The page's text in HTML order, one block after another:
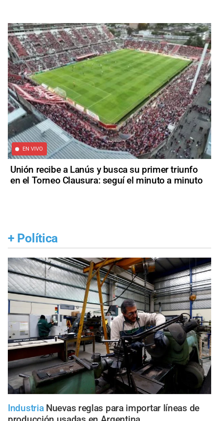
EN VIVO
Unión recibe a Lanús y busca su primer triunfo
en el Torneo Clausura: seguí el minuto a minuto
+ Política
Industria Nuevas reglas para importar líneas de